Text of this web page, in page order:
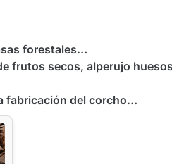
forestales…
frutos secos, alperujo
fabricación del corcho…